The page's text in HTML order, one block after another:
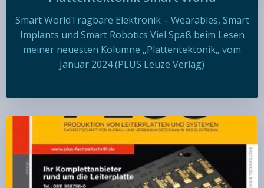
Smart WorldTragbare Elektronik – Wearables, Smart
Implants und Smart Robotics Viel Spaß beim Lesen
meiner neuesten Kolumne „Plattentektonik„ vom
Januar 2024 (PLUS Leuze Verlag)